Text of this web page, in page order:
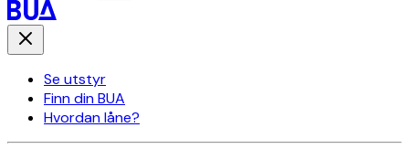
Se utstyr
Finn din BUA
Hvordan låne?